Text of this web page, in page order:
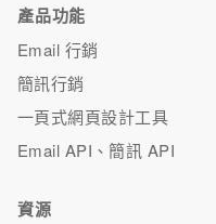
產品功能
Email 行銷
簡訊行銷
一頁式網頁設計工具
Email API、簡訊 API
資源